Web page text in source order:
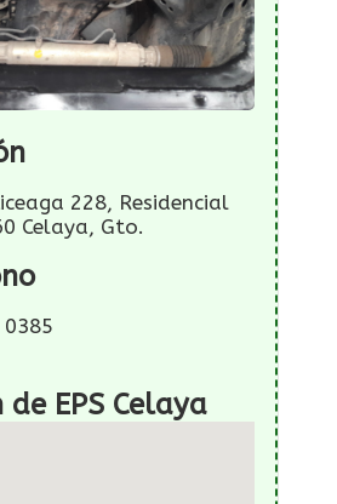
228, Residencial
Celaya, Gto.
de EPS Celaya